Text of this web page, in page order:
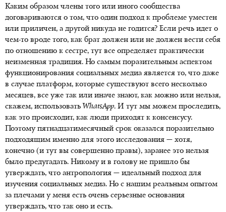
Каким образом члены того или иного сообщества
договариваются о том, что один подход к проблеме уместен
или приличен, а другой никуда не годится? Если речь идет о
чем-то вроде того, как брат должен или не должен вести себя
по отношению к сестре, тут все определяет практически
неизменная традиция. Но самым поразительным аспектом
функционирования социальных медиа является то, что даже
в случае платформ, которые существуют всего несколько
месяцев, все уже так или иначе знают, как можно или нельзя,
скажем, использовать WhatsApp. И тут мы можем проследить,
как это происходит, как люди приходят к консенсусу.
Поэтому пятнадцатимесячный срок оказался поразительно
подходящим именно для этого исследования — хотя,
конечно (и тут вы совершенно правы), заранее это нельзя
было предугадать. Никому и в голову не пришло бы
утверждать, что антропология — идеальный подход для
изучения социальных медиа. Но с нашим реальным опытом
за плечами у меня есть очень серьезные основания
утверждать, что так оно и есть.